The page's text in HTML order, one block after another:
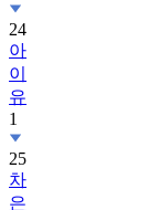
24
아
이
유
1
25
차
은